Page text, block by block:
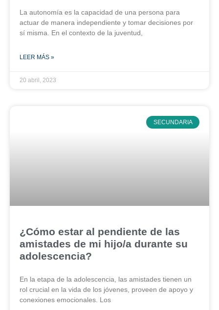
La autonomía es la capacidad de una persona para
actuar de manera independiente y tomar decisiones por
sí misma. En el contexto de la juventud,
LEER MÁS »
20 abril, 2023
SECUNDARIA
¿Cómo estar al pendiente de las
amistades de mi hijo/a durante su
adolescencia?
En la etapa de la adolescencia, las amistades tienen un
rol crucial en la vida de los jóvenes, proveen de apoyo y
conexiones emocionales. Los